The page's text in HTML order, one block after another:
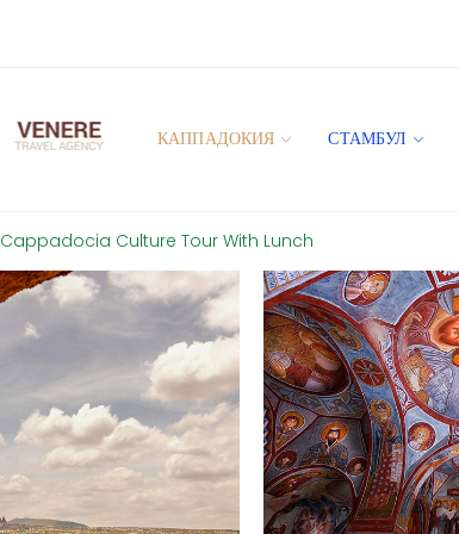
КАППАДОКИЯ СТАМБУЛ
Cappadocia Culture Tour With Lunch